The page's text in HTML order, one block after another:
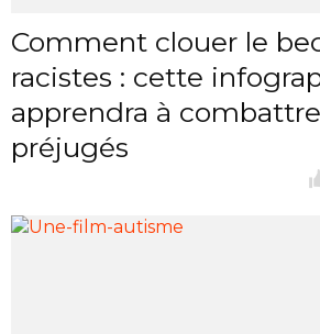
Comment clouer le
racistes : cette
apprendra à
préjugés